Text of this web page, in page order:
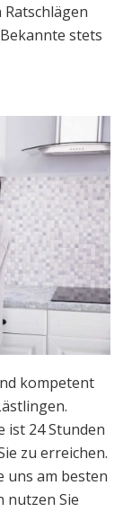
stets
kompetent
besten
nutzen Sie